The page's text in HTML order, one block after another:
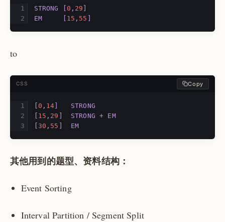
STRONG [0 , 29 ]
EM
[ 15 , 55 ]
to
CSS Copy
[0 , 14]
STRONG
[ 15 , 29 ] STRONG + EM
[30 , 55 ] EM
其他用到的题型、资料结构：
Event Sorting
Interval Partition / Segment Split